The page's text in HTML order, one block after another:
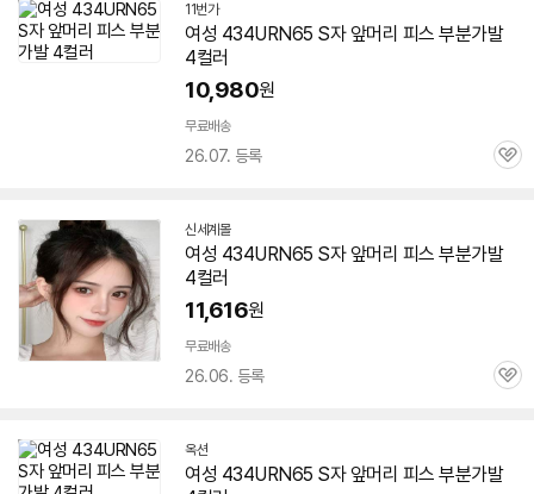
11번가
여성 434URN65 S자 앞머리 피스 부분가발
4컬러
10,980원
무료배송
26.07. 등록
관
신세계몰
여성 434URN65 S자 앞머리 피스 부분가발
4컬러
11,616원
무료배송
26.06. 등록
관
옥션
여성 434URN65 S자 앞머리 피스 부분가발